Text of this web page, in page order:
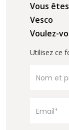
Vous
Vesco
Voulez-
Utilisez ce